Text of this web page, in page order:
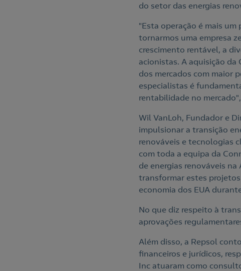
do setor das energias
"Esta operação é mais
tornarmos uma empresa
crescimento rentável, a
acionistas. A aquisição da
dos mercados com maior
especialistas é
rentabilidade no
Wil VanLoh, Fundador e
impulsionar a transição
renováveis e tecnologias
com toda a equipa da
de energias renováveis
transformar estes
economia dos EUA
No que diz respeito à
aprovações
Além disso, a Repsol
financeiros e jurídicos,
Inc atuaram como